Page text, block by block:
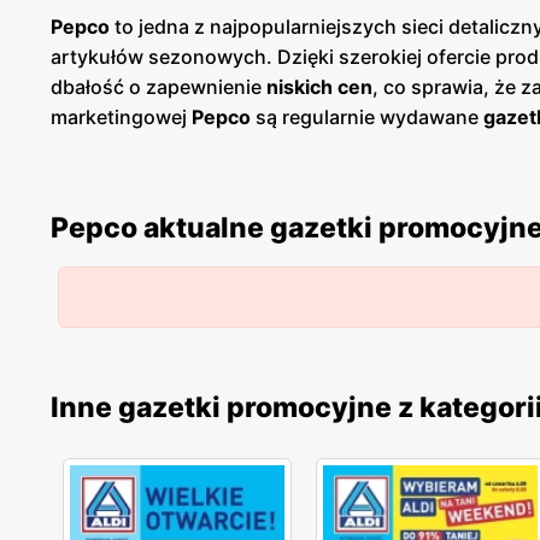
Pepco to jedna z najpopularniejszych sieci
artykułów sezonowych. Dzięki szerokiej ofercie
dbałość o zapewnienie niskich cen, co sprawia, że
marketingowej Pepco są regularnie wydawane
coś dla siebie, niezależnie od aktualnych potrzeb.
w dużych miastach, jak i w mniejszych
przyjazną dla każdego, niezależnie od miejsca
odpowiadając na zmieniające się potrzeby rynku.
znaleźć coś dla siebie, ciesząc się jednocześnie
Pepco aktualne gazetki
Inne gazetki promocyjne z